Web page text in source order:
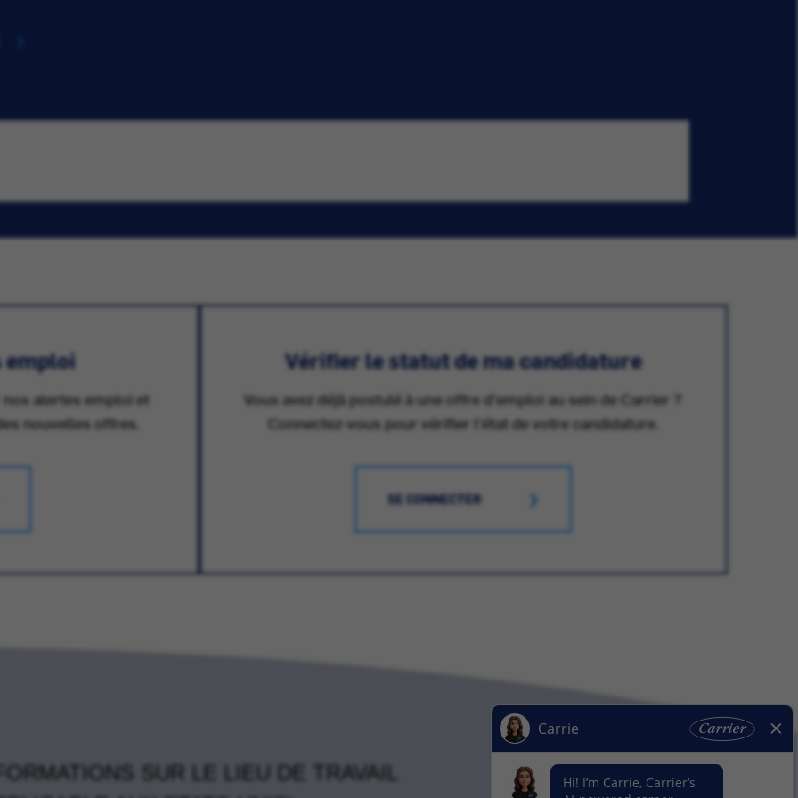
emploi
alertes emploi et
nouvelles offres.
Vérifier le statut de ma candidature
Vous avez déjà postulé à une offre d'emploi au sein de Carrier ?
Connectez-vous pour vérifier l'état de votre candidature.
SE CONNECTER
SUR LE LIEU DE TRAVAIL